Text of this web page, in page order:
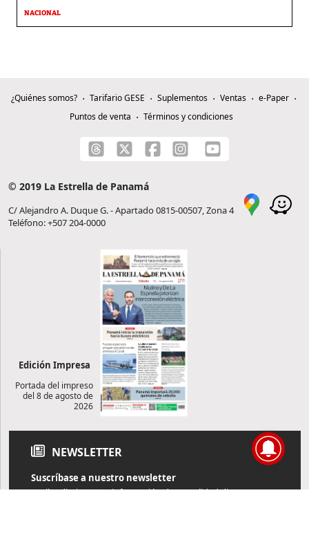
NACIONAL
¿Quiénes somos? Tarifario GESE Suplementos Ventas
e-Paper
Puntos de venta
Términos y condiciones
© 2019 La Estrella de Panamá
C/ Alejandro A. Duque G. - Apartado 0815-00507, Zona 4
Teléfono: +507 204-0000
Edición Impresa
Portada del impreso
del 8 de agosto de
2026
NEWSLETTER
Suscríbase a nuestro newsletter
Reciba diariamente información de actualidad directamente en